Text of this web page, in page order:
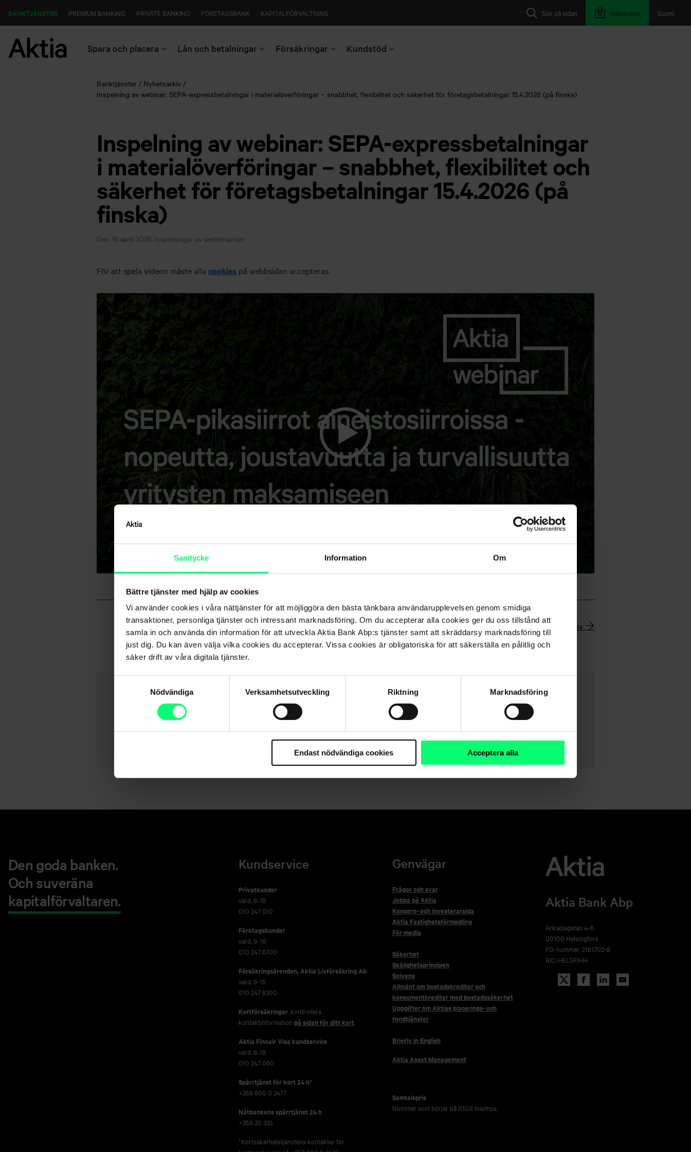
Samtycke Information Om
Bättre tjänster med hjälp av cookies
Vi använder cookies i våra nättjänster för att möjliggöra den bästa tänkbara användarupplevelsen genom smidiga
transaktioner, personliga tjänster och intressant marknadsföring. Om du accepterar alla cookies ger du oss tillstånd att
samla in och använda din information för att utveckla Aktia Bank Abp:s tjänster samt att skräddarsy marknadsföring till
just dig. Du kan även välja vilka cookies du accepterar. Vissa cookies är obligatoriska för att säkerställa en pålitlig och
säker drift av våra digitala tjänster.
Nödvändiga
Verksamhetsutveckling Riktning Marknadsföring
Endast nödvändiga cookies Acceptera alla
Suomi
Sök på sidan Nätbanken
BANKTJÄNSTER PREMIUM BANKING PRIVATE BANKING FÖRETAGSBANK KAPITALFÖRVALTNING
Spara och placera Lån och betalningar Försäkringar Kundstöd
Banktjänster
Nyhetsarkiv
Inspelning av webinar: SEPA-expressbetalningar i materialöverföringar – snabbhet, flexibilitet och säkerhet för företagsbetalningar 15.4.2026 (på finska)
Inspelning av webinar: SEPA-expressbetalningar
i materialöverföringar – snabbhet, flexibilitet och
säkerhet för företagsbetalningar 15.4.2026 (på
finska)
Den 16 april 2026 Inspelningar av webbinarium
För att spela videon måste alla cookies på webbsidan accepteras.
Nyhetsarkiv
Den goda banken.
Och suveräna
kapitalförvaltaren.
Kundservice
Privatkunder
vard. 8-18
010 247 010
Företagskunder
vard. 9-16
010 247 6700
Försäkringsärenden, Aktia Livförsäkring Ab
vard. 9-15
010 247 8300
Kortförsäkringar, kontrollera
kontaktinformation på sidan för ditt kort.
Aktia Finnair Visa kundservice
vard. 8-18
010 247 050
Spärrtjänst för kort 24 h*
+358 800 0 2477
Nätbankens spärrtjänst 24 h
+358 20 333
*Kortsäkerhetstjänstens kontakter för
Genvägar
Frågor och svar
Jobba på Aktia
Koncern- och investerarsida
Aktia Fastighetsförmedling
För media
Säkerhet
Skälighetsprincipen
Solvens
Allmänt om bostadskrediter och
konsumentkrediter med bostadssäkerhet
Uppgifter om Aktias placerings- och
fondtjänster
Briefly in English
Aktia Asset Management
Samtalspris
Nummer som börjar på 0102: lna/msa.
Aktia Bank Abp
Arkadiagatan 4-6
00100 Helsingfors
FO-nummer: 2181702-8
BIC: HELSFIHH